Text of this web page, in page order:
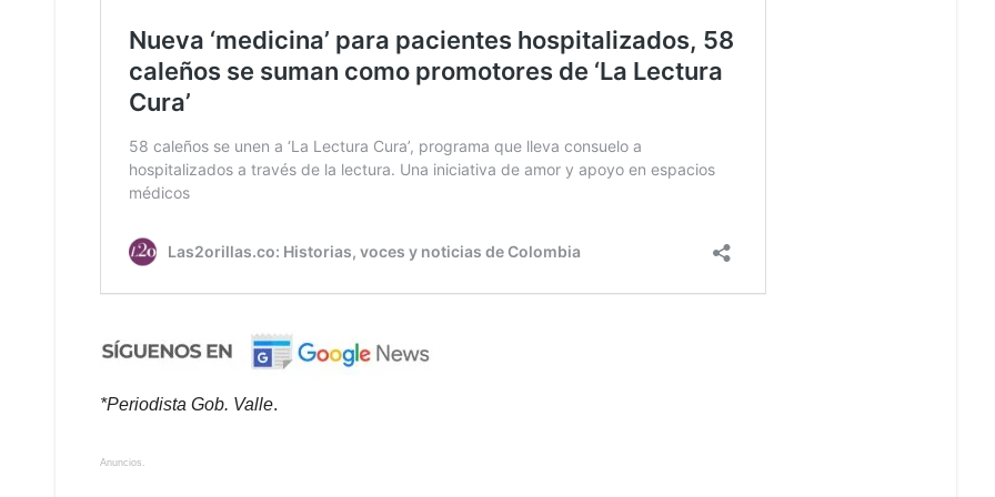
*Periodista Gob. Valle.
Anuncios.